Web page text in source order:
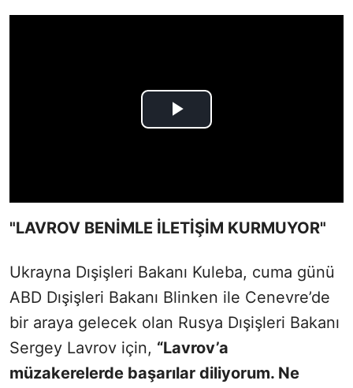
"LAVROV BENİMLE İLETİŞİM KURMUYOR"
Ukrayna Dışişleri Bakanı Kuleba, cuma günü
ABD Dışişleri Bakanı Blinken ile Cenevre’de
bir araya gelecek olan Rusya Dışişleri Bakanı
Sergey Lavrov için, “Lavrov’a
müzakerelerde başarılar diliyorum. Ne